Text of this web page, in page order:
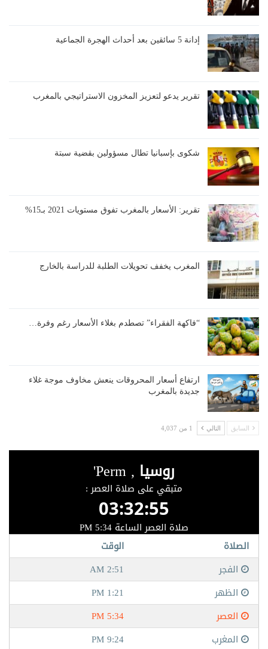
إدانة 5 سائقين بعد أحداث الهجرة الجماعية
تقرير يدعو لتعزيز المخزون الاستراتيجي بالمغرب
شكوى بإسبانيا تطال مسؤولين بقضية سبتة
تقرير: الأسعار بالمغرب تفوق مستويات 2021 بـ15%
المغرب يخفف تحويلات الطلبة للدراسة بالخارج
“فاكهة الفقراء” تصطدم بغلاء الأسعار رغم وفرة…
ارتفاع أسعار المحروقات ينعش مخاوف موجة غلاء
جديدة بالمغرب
السابق التالي 1 من 4,037